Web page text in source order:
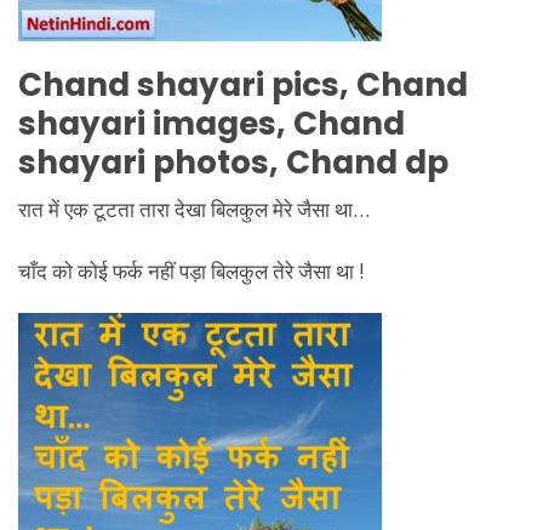
Chand shayari pics, Chand
shayari images, Chand
shayari photos, Chand dp
रात में एक टूटता तारा देखा बिलकुल मेरे जैसा था…
चाँद को कोई फर्क नहीं पड़ा बिलकुल तेरे जैसा था !